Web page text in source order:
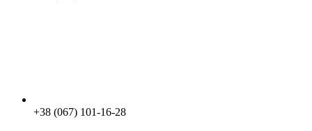
+38 (067) 101-16-28